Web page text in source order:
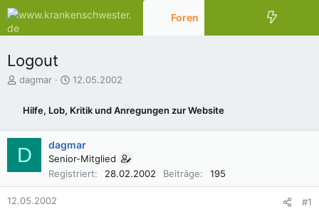
Foren Aktuelles
Logout
E
e
dagmar
E
s
t
e
l
l
t
12.05.2002
Hilfe, Lob, Kritik und Anregungen zur Website
D dagmar
Senior-Mitglied
Registriert
28.02.2002 Beiträge 195
12.05.2002 #1